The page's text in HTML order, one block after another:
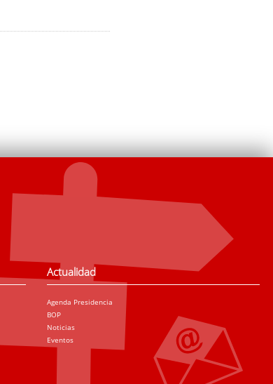
Actualidad
Agenda Presidencia
BOP
Noticias
Eventos